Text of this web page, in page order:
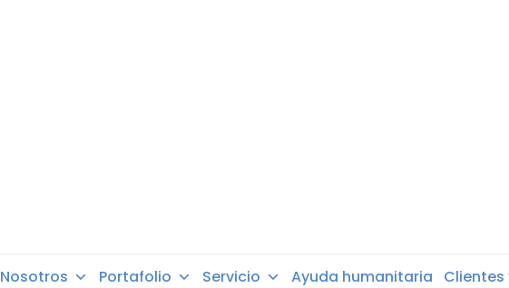
Nosotros Portafolio Servicio Ayuda humanitaria